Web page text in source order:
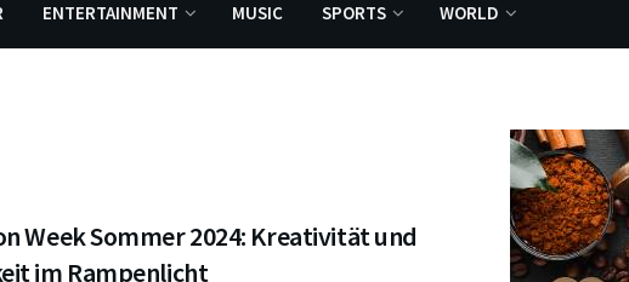
ENTERTAINMENT MUSIC SPORTS WORLD
Week Sommer 2024: Kreativität und
im Rampenlicht